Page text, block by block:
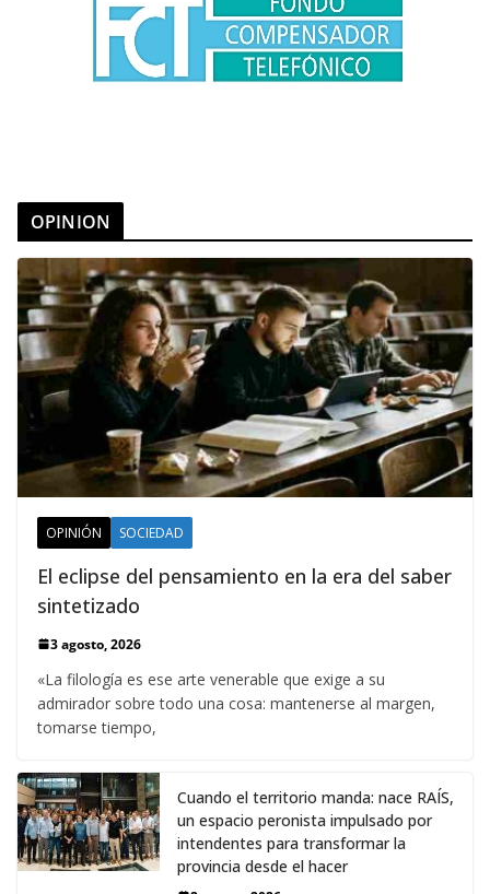
OPINION
OPINIÓN SOCIEDAD
El eclipse del pensamiento en la era del saber
sintetizado
3 agosto, 2026
«La filología es ese arte venerable que exige a su
admirador sobre todo una cosa: mantenerse al margen,
tomarse tiempo,
Cuando el territorio manda: nace RAÍS,
un espacio peronista impulsado por
intendentes para transformar la
provincia desde el hacer